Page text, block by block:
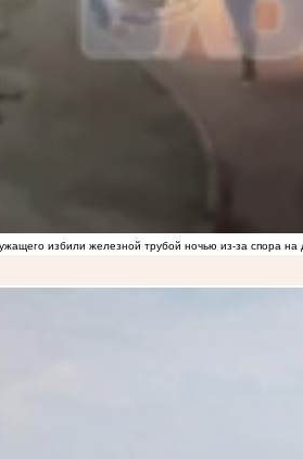
избили железной трубой ночью из-за спора на